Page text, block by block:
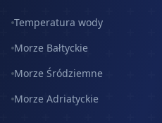
Temperatura wody
Morze Bałtyckie
Morze Śródziemne
Morze Adriatyckie